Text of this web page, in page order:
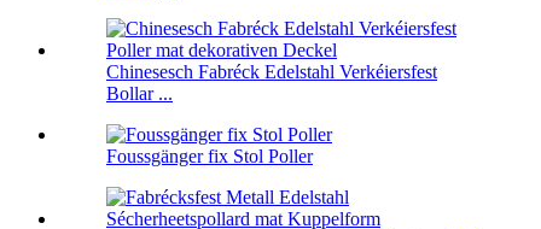
Chinesesch Fabréck Edelstahl Verkéiersfest
Bollar ...
Foussgänger fix Stol Poller